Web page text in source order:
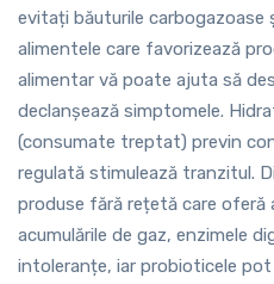
evitați băuturile carbogazoase
alimentele care favorizează
alimentar vă poate ajuta să
declanșează simptomele.
(consumate treptat) previn
regulată stimulează tranzitul.
produse fără rețetă care oferă
acumulările de gaz, enzimele
intoleranțe, iar probioticele